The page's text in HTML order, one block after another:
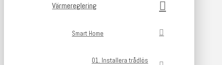
Värmereglering
Smart Home
01. Installera trådlös